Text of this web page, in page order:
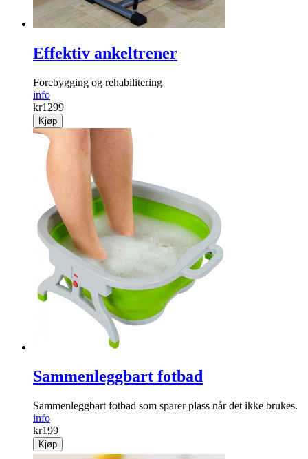
Effektiv ankeltrener
Forebygging og rehabili­tering
info
kr1299
Kjøp
Sammenleggbart fotbad
Sammenleggbart fotbad som sparer plass når det ikke brukes.
info
kr199
Kjøp